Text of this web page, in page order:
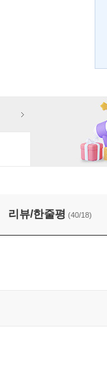
리뷰/한줄평 (40/18)